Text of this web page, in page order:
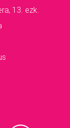
13. ezk.